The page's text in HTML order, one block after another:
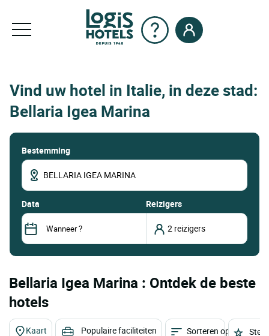
Vind uw hotel in Italie, in deze stad:
Bellaria Igea Marina
Bestemming
data Reizigers
Bellaria Igea Marina : Ontdek de beste
hotels
Kaart Populaire faciliteiten Sorteren op